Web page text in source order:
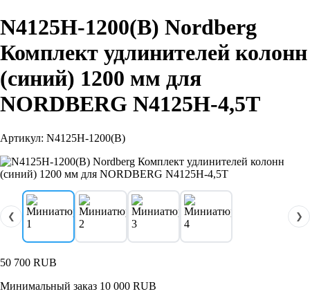
N4125H-1200(B) Nordberg
Комплект удлинителей колонн
(синий) 1200 мм для
NORDBERG N4125H-4,5T
Артикул: N4125H-1200(B)
❮ ❯
50 700 RUB
Минимальный заказ 10 000 RUB